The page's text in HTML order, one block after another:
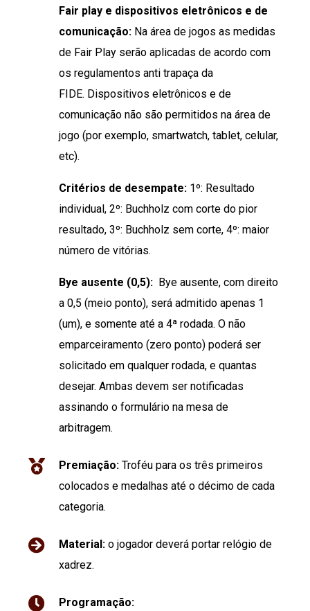
Fair play e dispositivos eletrônicos e de
comunicação: Na área de jogos as medidas
de Fair Play serão aplicadas de acordo com
os regulamentos anti trapaça da
FIDE. Dispositivos eletrônicos e de
comunicação não são permitidos na área de
jogo (por exemplo, smartwatch, tablet, celular,
etc).
Critérios de desempate: 1º: Resultado
individual, 2º: Buchholz com corte do pior
resultado, 3º: Buchholz sem corte, 4º: maior
número de vitórias.
Bye ausente (0,5): Bye ausente, com direito
a 0,5 (meio ponto), será admitido apenas 1
(um), e somente até a 4ª rodada. O não
emparceiramento (zero ponto) poderá ser
solicitado em qualquer rodada, e quantas
desejar. Ambas devem ser notificadas
assinando o formulário na mesa de
arbitragem.
Premiação: Troféu para os três primeiros
colocados e medalhas até o décimo de cada
categoria.
Material:o jogador deverá portar relógio de
xadrez.
Programação: